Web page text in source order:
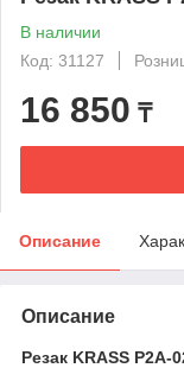
В наличии
Код: 31127
16 850 ₸
Описание
Описание
Резак KRASS P2A-